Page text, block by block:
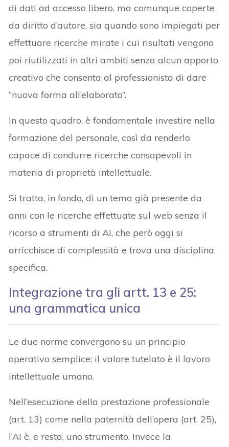
di dati ad accesso libero, ma comunque coperte
da diritto d’autore, sia quando sono impiegati per
effettuare ricerche mirate i cui risultati vengono
poi riutilizzati in altri ambiti senza alcun apporto
creativo che consenta al professionista di dare
“nuova forma all’elaborato”.
In questo quadro, è fondamentale investire nella
formazione del personale, così da renderlo
capace di condurre ricerche consapevoli in
materia di proprietà intellettuale.
Si tratta, in fondo, di un tema già presente da
anni con le ricerche effettuate sul web senza il
ricorso a strumenti di AI, che però oggi si
arricchisce di complessità e trova una disciplina
specifica.
Integrazione tra gli artt. 13 e 25:
una grammatica unica
Le due norme convergono su un principio
operativo semplice: il valore tutelato è il lavoro
intellettuale umano.
Nell’esecuzione della prestazione professionale
(art. 13) come nella paternità dell’opera (art. 25),
l’AI è, e resta, uno strumento. Invece la